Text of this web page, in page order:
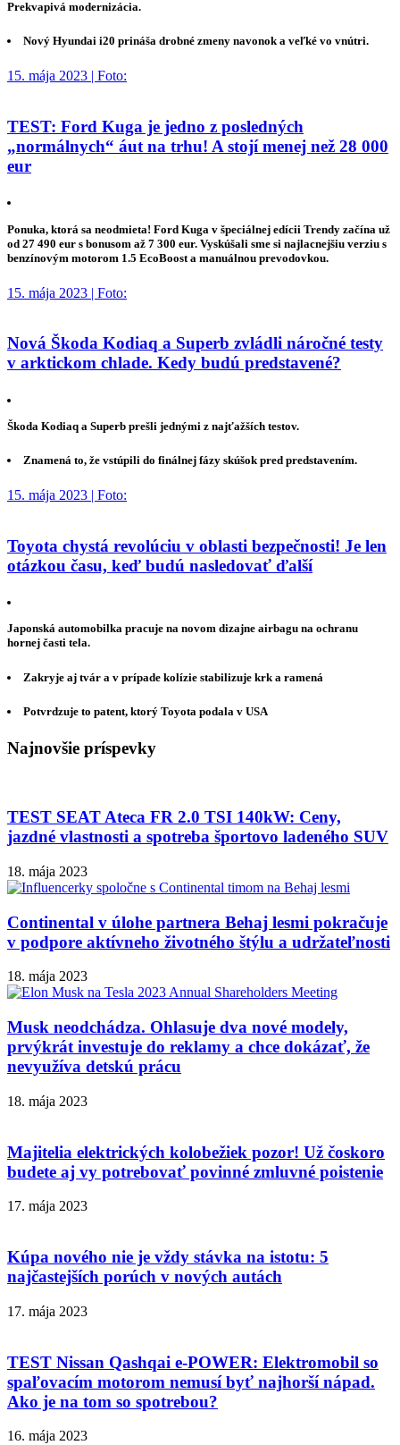
Prekvapivá modernizácia.
Nový Hyundai i20 prináša drobné zmeny navonok a veľké vo vnútri.
15. mája 2023 | Foto:
TEST: Ford Kuga je jedno z posledných
„normálnych“ áut na trhu! A stojí menej než 28 000
eur
Ponuka, ktorá sa neodmieta! Ford Kuga v špeciálnej edícii Trendy začína už
od 27 490 eur s bonusom až 7 300 eur. Vyskúšali sme si najlacnejšiu verziu s
benzínovým motorom 1.5 EcoBoost a manuálnou prevodovkou.
15. mája 2023 | Foto:
Nová Škoda Kodiaq a Superb zvládli náročné testy
v arktickom chlade. Kedy budú predstavené?
Škoda Kodiaq a Superb prešli jednými z najťažších testov.
Znamená to, že vstúpili do finálnej fázy skúšok pred predstavením.
15. mája 2023 | Foto:
Toyota chystá revolúciu v oblasti bezpečnosti! Je len
otázkou času, keď budú nasledovať ďalší
Japonská automobilka pracuje na novom dizajne airbagu na ochranu
hornej časti tela.
Zakryje aj tvár a v prípade kolízie stabilizuje krk a ramená
Potvrdzuje to patent, ktorý Toyota podala v USA
Najnovšie príspevky
TEST SEAT Ateca FR 2.0 TSI 140kW: Ceny,
jazdné vlastnosti a spotreba športovo ladeného SUV
18. mája 2023
Continental v úlohe partnera Behaj lesmi pokračuje
v podpore aktívneho životného štýlu a udržateľnosti
18. mája 2023
Musk neodchádza. Ohlasuje dva nové modely,
prvýkrát investuje do reklamy a chce dokázať, že
nevyužíva detskú prácu
18. mája 2023
Majitelia elektrických kolobežiek pozor! Už čoskoro
budete aj vy potrebovať povinné zmluvné poistenie
17. mája 2023
Kúpa nového nie je vždy stávka na istotu: 5
najčastejších porúch v nových autách
17. mája 2023
TEST Nissan Qashqai e-POWER: Elektromobil so
spaľovacím motorom nemusí byť najhorší nápad.
Ako je na tom so spotrebou?
16. mája 2023